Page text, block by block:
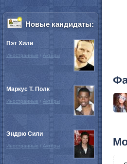
Новые кандидаты:
Пэт Хили
Иностранные / Актёры
Маркус Т. Полк
Иностранные / Актёры
Эндрю Сили
Иностранные / Актёры